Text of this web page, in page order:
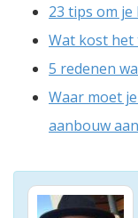
23 tips om
Wat kost het
5 redenen
Waar moet
aanbouw